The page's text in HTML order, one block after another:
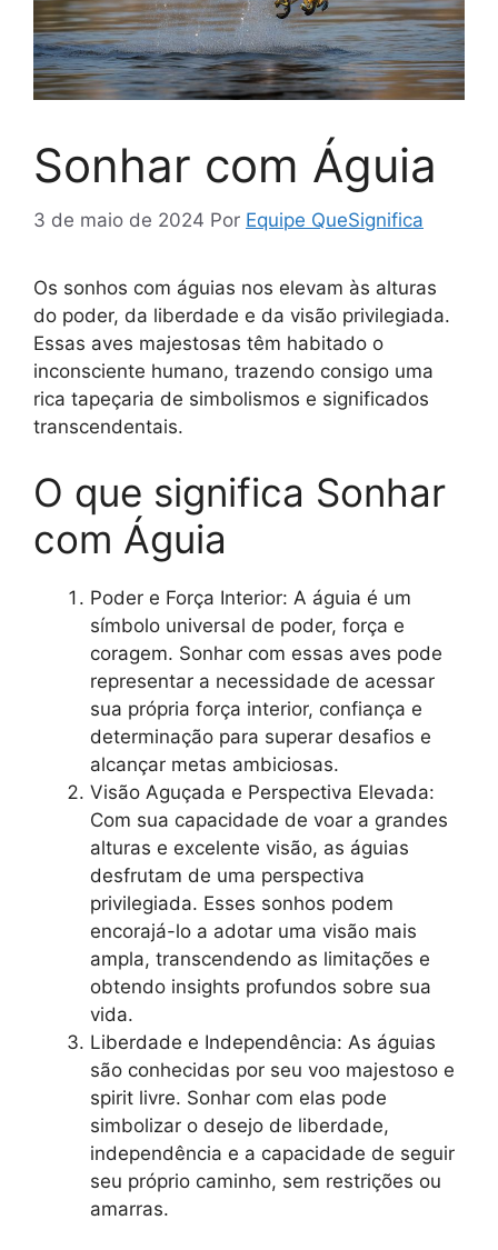
Sonhar com Águia
3 de maio de 2024 Por Equipe QueSignifica
Os sonhos com águias nos elevam às alturas
do poder, da liberdade e da visão privilegiada.
Essas aves majestosas têm habitado o
inconsciente humano, trazendo consigo uma
rica tapeçaria de simbolismos e significados
transcendentais.
O que significa Sonhar
com Águia
Poder e Força Interior: A águia é um
símbolo universal de poder, força e
coragem. Sonhar com essas aves pode
representar a necessidade de acessar
sua própria força interior, confiança e
determinação para superar desafios e
alcançar metas ambiciosas.
Visão Aguçada e Perspectiva Elevada:
Com sua capacidade de voar a grandes
alturas e excelente visão, as águias
desfrutam de uma perspectiva
privilegiada. Esses sonhos podem
encorajá-lo a adotar uma visão mais
ampla, transcendendo as limitações e
obtendo insights profundos sobre sua
vida.
Liberdade e Independência: As águias
são conhecidas por seu voo majestoso e
spirit livre. Sonhar com elas pode
simbolizar o desejo de liberdade,
independência e a capacidade de seguir
seu próprio caminho, sem restrições ou
amarras.